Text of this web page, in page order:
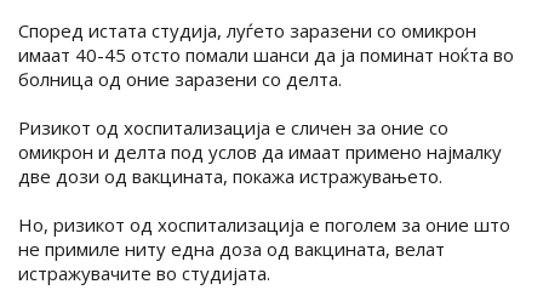
Според истата студија, луѓето заразени со омикрон
имаат 40-45 отсто помали шанси да ја поминат ноќта во
болница од оние заразени со делта.
Ризикот од хоспитализација е сличен за оние со
омикрон и делта под услов да имаат примено најмалку
две дози од вакцината, покажа истражувањето.
Но, ризикот од хоспитализација е поголем за оние што
не примиле ниту една доза од вакцината, велат
истражувачите во студијата.